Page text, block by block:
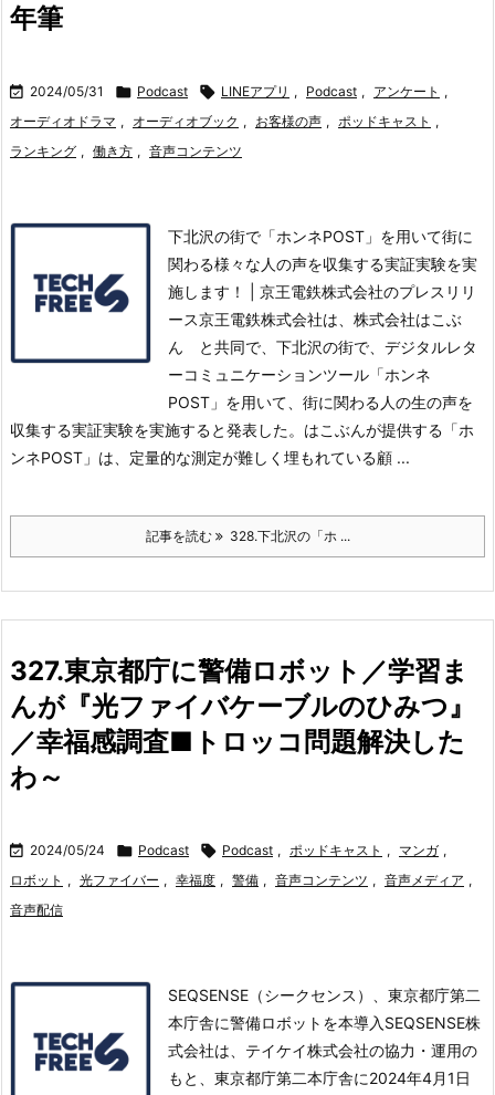
年筆
 2024/05/31  Podcast  LINEアプリ , Podcast , アンケート ,
オーディオドラマ , オーディオブック , お客様の声 , ポッドキャスト ,
ランキング , 働き方 , 音声コンテンツ
下北沢の街で「ホンネPOST」を用いて街に
関わる様々な人の声を収集する実証実験を実
施します！ | 京王電鉄株式会社のプレスリリ
ース京王電鉄株式会社は、株式会社はこぶ
ん と共同で、下北沢の街で、デジタルレタ
ーコミュニケーションツール「ホンネ
POST」を用いて、街に関わる人の生の声を
収集する実証実験を実施すると発表した。 はこぶんが提供する「ホ
ンネPOST」は、定量的な測定が難しく埋もれている顧 ...
記事を読む 328.下北沢の「ホ ...
327.東京都庁に警備ロボット／学習ま
んが『光ファイバケーブルのひみつ』
／幸福感調査■トロッコ問題解決した
わ～
 2024/05/24  Podcast  Podcast , ポッドキャスト , マンガ ,
ロボット , 光ファイバー , 幸福度 , 警備 , 音声コンテンツ , 音声メディア ,
音声配信
SEQSENSE（シークセンス）、東京都庁第二
本庁舎に警備ロボットを本導入SEQSENSE株
式会社は、テイケイ株式会社の協力・運用の
もと、東京都庁第二本庁舎に2024年4月1日